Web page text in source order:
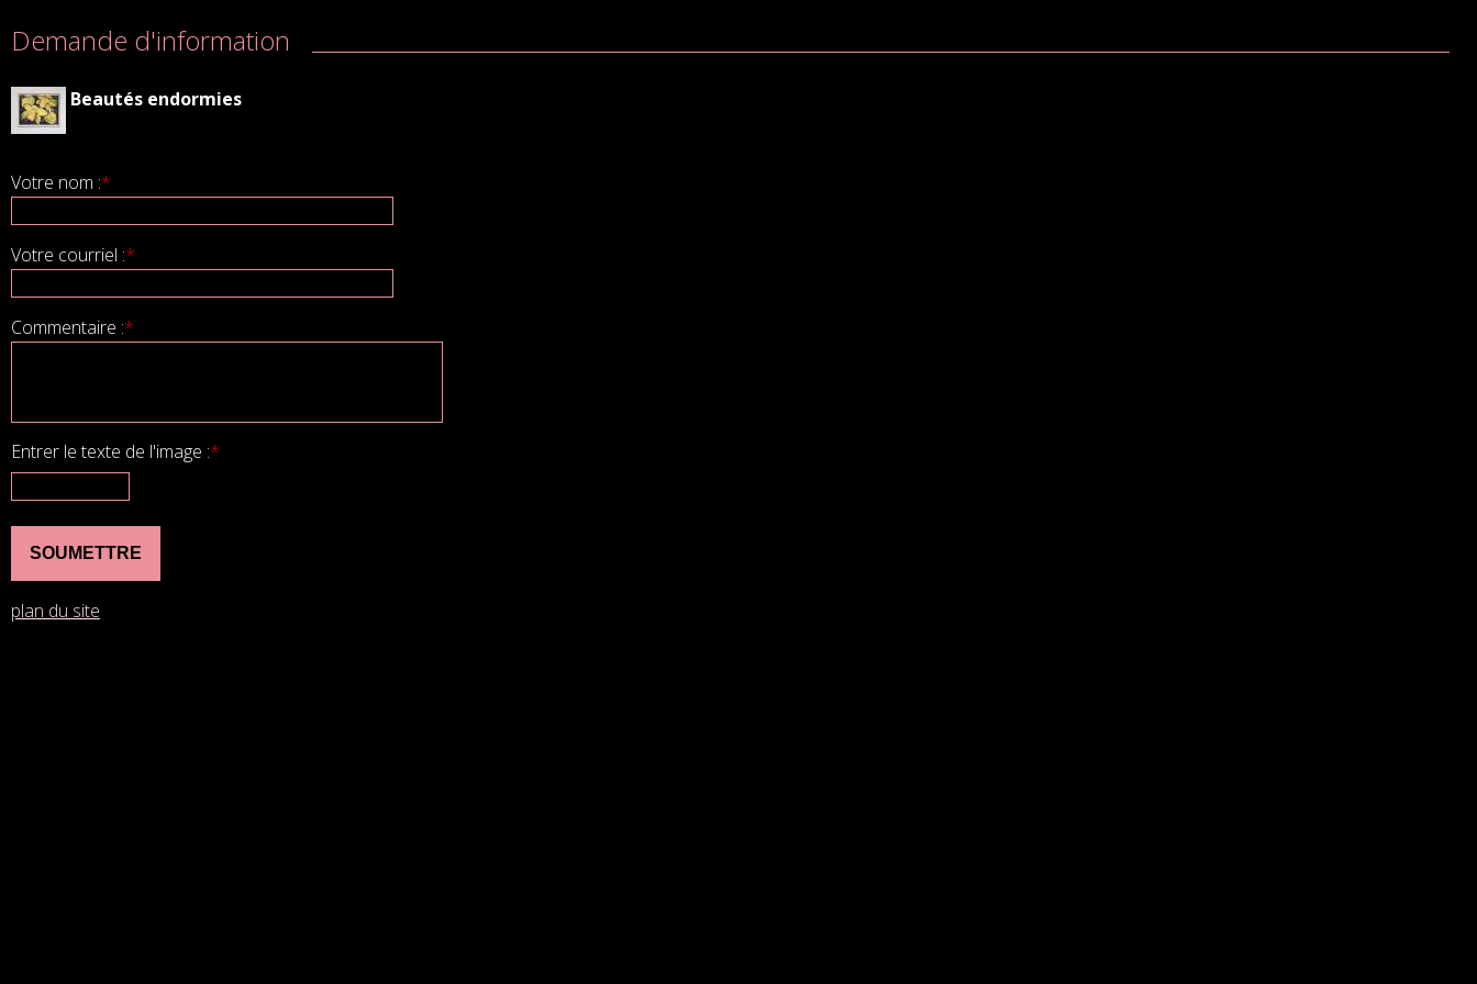
Demande d'information
Beautés endormies
Votre nom :*
Votre courriel :*
Commentaire :*
Entrer le texte de l'image :*
plan du site